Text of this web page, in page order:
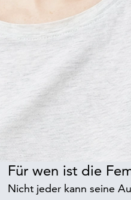
Für wen ist die
Nicht jeder kann seine